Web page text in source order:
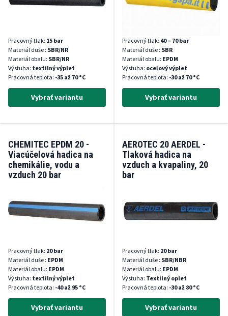
Pracovný tlak: 15 bar
Materiál duše : SBR/NR
Materiál obalu: SBR/NR
Výstuha: textilný výplet
Pracovná teplota: -35 až 70 °C
Vybrať variantu
Pracovný tlak: 40 – 70 bar
Materiál duše : SBR
Materiál obalu: EPDM
Výstuha: oceľový výplet
Pracovná teplota: -30 až 70 °C
Vybrať variantu
CHEMITEC EPDM 20 -
Viacúčelová hadica na
chemikálie, vodu a
vzduch 20 bar
Pracovný tlak: 20 bar
Materiál duše : EPDM
Materiál obalu: EPDM
Výstuha: textilný výplet
Pracovná teplota: -40 až 95 °C
Vybrať variantu
AEROTEC 20 AERDEL -
Tlaková hadica na
vzduch a kvapaliny, 20
bar
Pracovný tlak: 20 bar
Materiál duše : SBR/NBR
Materiál obalu: EPDM
Výstuha: Textilný oplet
Pracovná teplota: -30 až 80 °C
Vybrať variantu